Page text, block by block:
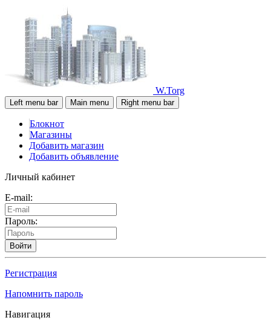
W.Torg
Left menu bar Main menu Right menu bar
Блокнот
Магазины
Добавить магазин
Добавить объявление
Личный кабинет
E-mail:
Пароль:
Войти
Регистрация
Напомнить пароль
Навигация